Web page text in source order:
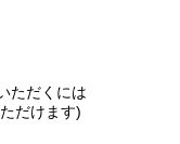
ただくには
だけます)